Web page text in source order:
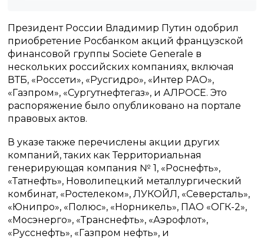
Президент России Владимир Путин одобрил
приобретение Росбанком акций французской
финансовой группы Societe Generale в
нескольких российских компаниях, включая
ВТБ, «Россети», «Русгидро», «Интер РАО»,
«Газпром», «Сургутнефтегаз», и АЛРОСЕ. Это
распоряжение было опубликовано на портале
правовых актов.
В указе также перечислены акции других
компаний, таких как Территориальная
генерирующая компания № 1, «Роснефть»,
«Татнефть», Новолипецкий металлургический
комбинат, «Ростелеком», ЛУКОЙЛ, «Северсталь»,
«Юнипро», «Полюс», «Норникель», ПАО «ОГК-2»,
«Мосэнерго», «Транснефть», «Аэрофлот»,
«Русснефть», «Газпром нефть», и